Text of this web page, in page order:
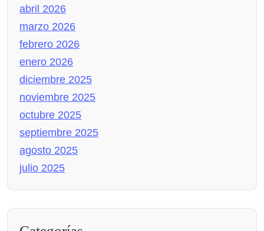
abril 2026
marzo 2026
febrero 2026
enero 2026
diciembre 2025
noviembre 2025
octubre 2025
septiembre 2025
agosto 2025
julio 2025